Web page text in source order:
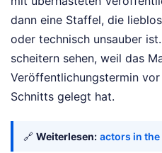
dann eine Staffel, die
oder technisch unsauber
scheitern sehen, weil das
Veröffentlichungstermin
Schnitts gelegt hat.
🔗 Weiterlesen: actors in